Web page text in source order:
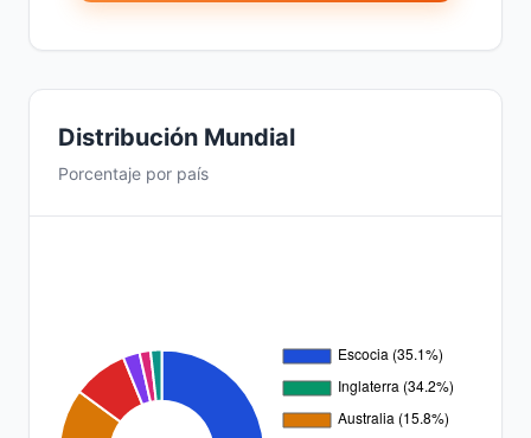
Distribución Mundial
Porcentaje por país